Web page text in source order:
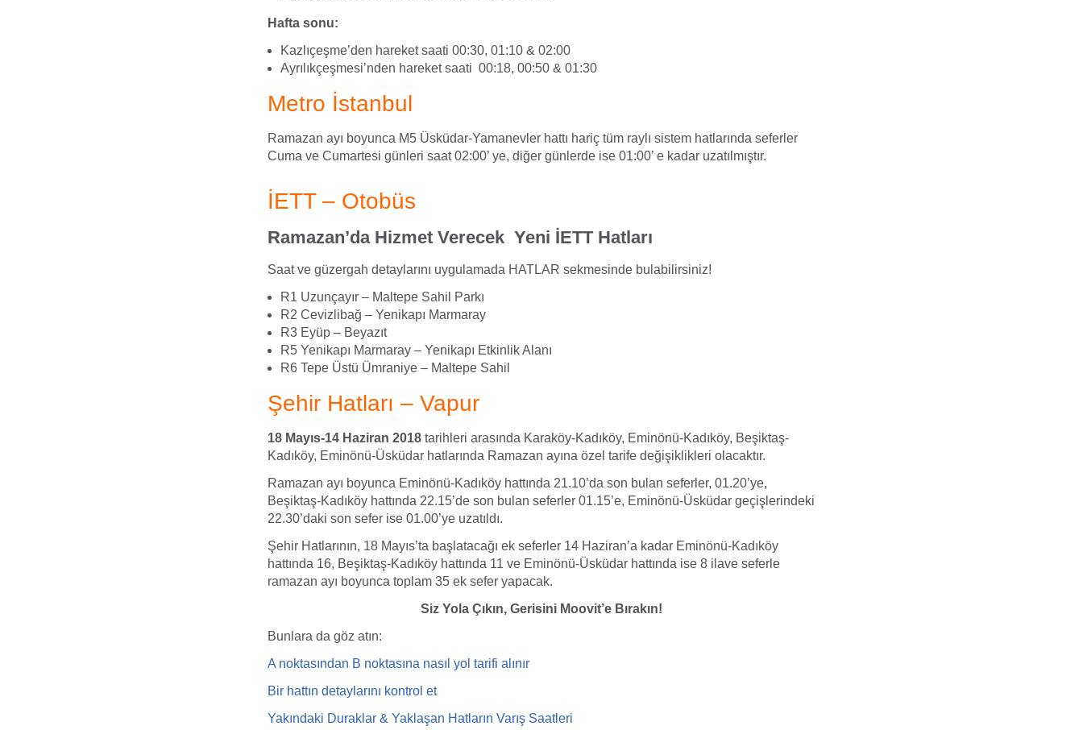
Hafta sonu:
Kazlıçeşme’den hareket saati 00:30, 01:10 & 02:00
Ayrılıkçeşmesi’nden hareket saati 00:18, 00:50 & 01:30
Metro İstanbul
Ramazan ayı boyunca M5 Üsküdar-Yamanevler hattı hariç tüm raylı sistem hatlarında seferler
Cuma ve Cumartesi günleri saat 02:00’ ye, diğer günlerde ise 01:00’ e kadar uzatılmıştır.
İETT – Otobüs
Ramazan’da Hizmet Verecek Yeni İETT Hatları
Saat ve güzergah detaylarını uygulamada HATLAR sekmesinde bulabilirsiniz!
R1 Uzunçayır – Maltepe Sahil Parkı
R2 Cevizlibağ – Yenikapı Marmaray
R3 Eyüp – Beyazıt
R5 Yenikapı Marmaray – Yenikapı Etkinlik Alanı
R6 Tepe Üstü Ümraniye – Maltepe Sahil
Şehir Hatları – Vapur
18 Mayıs-14 Haziran 2018 tarihleri arasında Karaköy-Kadıköy, Eminönü-Kadıköy, Beşiktaş-
Kadıköy, Eminönü-Üsküdar hatlarında Ramazan ayına özel tarife değişiklikleri olacaktır.
Ramazan ayı boyunca Eminönü-Kadıköy hattında 21.10’da son bulan seferler, 01.20’ye,
Beşiktaş-Kadıköy hattında 22.15’de son bulan seferler 01.15’e, Eminönü-Üsküdar geçişlerindeki
22.30’daki son sefer ise 01.00’ye uzatıldı.
Şehir Hatlarının, 18 Mayıs’ta başlatacağı ek seferler 14 Haziran’a kadar Eminönü-Kadıköy
hattında 16, Beşiktaş-Kadıköy hattında 11 ve Eminönü-Üsküdar hattında ise 8 ilave seferle
ramazan ayı boyunca toplam 35 ek sefer yapacak.
Siz Yola Çıkın, Gerisini Moovit’e Bırakın!
Bunlara da göz atın:
A noktasından B noktasına nasıl yol tarifi alınır
Bir hattın detaylarını kontrol et
Yakındaki Duraklar & Yaklaşan Hatların Varış Saatleri